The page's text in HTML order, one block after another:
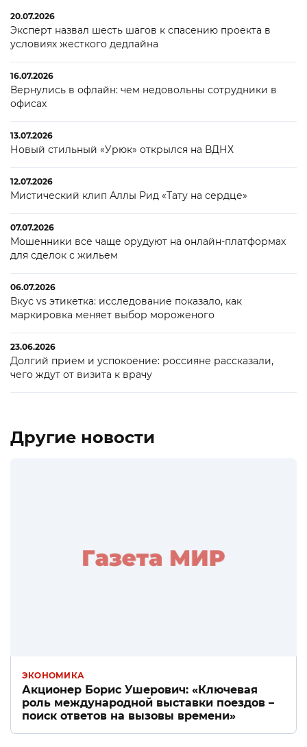
20.07.2026
Эксперт назвал шесть шагов к спасению проекта в
условиях жесткого дедлайна
16.07.2026
Вернулись в офлайн: чем недовольны сотрудники в
офисах
13.07.2026
Новый стильный «Урюк» открылся на ВДНХ
12.07.2026
Мистический клип Аллы Рид «Тату на сердце»
07.07.2026
Мошенники все чаще орудуют на онлайн-платформах
для сделок с жильем
06.07.2026
Вкус vs этикетка: исследование показало, как
маркировка меняет выбор мороженого
23.06.2026
Долгий прием и успокоение: россияне рассказали,
чего ждут от визита к врачу
Другие новости
ЭКОНОМИКА
Акционер Борис Ушерович: «Ключевая
роль международной выставки поездов –
поиск ответов на вызовы времени»